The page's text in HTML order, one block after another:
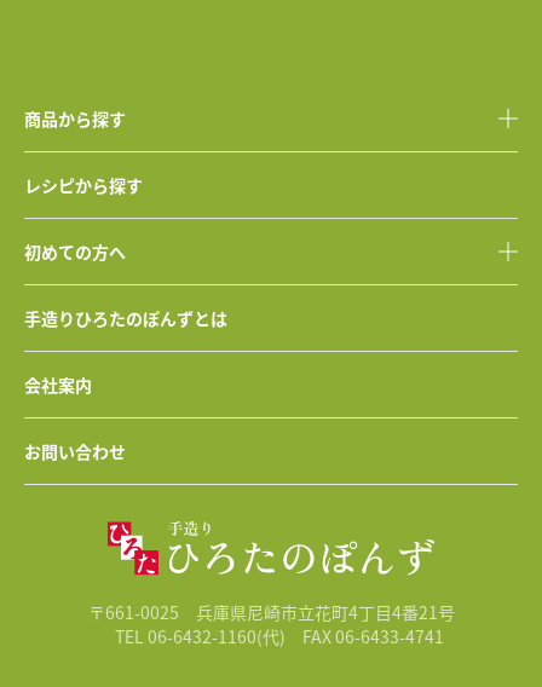
商品から探す
レシピから探す
初めての方へ
手造りひろたのぽんずとは
会社案内
お問い合わせ
〒661-0025 兵庫県尼崎市立花町4丁目4番21号
TEL 06-6432-1160(代)
FAX 06-6433-4741